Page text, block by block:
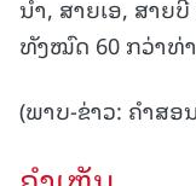
ນໍາ, ສາຍເອ, ສາຍ
ທັງໝົດ 60 ກວ່າທ່
(ພາບ-ຂ່າວ: ຄຳສອ